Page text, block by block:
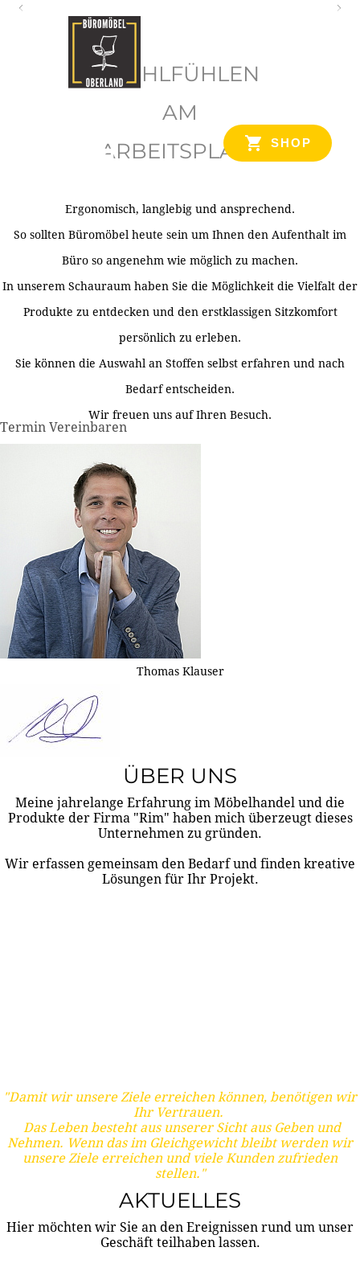
SHOP
WOHLFÜHLEN
AM
ARBEITSPLATZ
Ergonomisch, langlebig und ansprechend.
So sollten Büromöbel heute sein um Ihnen den Aufenthalt im
Büro so angenehm wie möglich zu machen.
In unserem Schauraum haben Sie die Möglichkeit die Vielfalt der
Produkte zu entdecken und den erstklassigen Sitzkomfort
persönlich zu erleben.
Sie können die Auswahl an Stoffen selbst erfahren und nach
Bedarf entscheiden.
Wir freuen uns auf Ihren Besuch.
Termin Vereinbaren
Thomas Klauser
ÜBER UNS
Meine jahrelange Erfahrung im Möbelhandel und die
Produkte der Firma "Rim" haben mich überzeugt dieses
Unternehmen zu gründen.
Wir erfassen gemeinsam den Bedarf und finden kreative
Lösungen für Ihr Projekt.
"Damit wir unsere Ziele erreichen können, benötigen wir
Ihr Vertrauen.
Das Leben besteht aus unserer Sicht aus Geben und
Nehmen. Wenn das im Gleichgewicht bleibt werden wir
unsere Ziele erreichen und viele Kunden zufrieden
stellen."
AKTUELLES
Hier möchten wir Sie an den Ereignissen rund um unser
Geschäft teilhaben lassen.